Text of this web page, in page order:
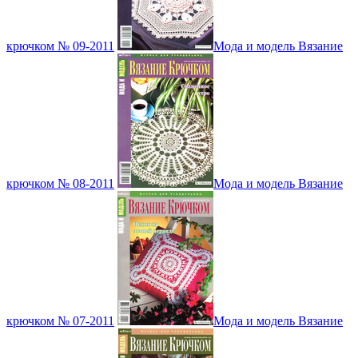
крючком № 09-2011 Мода и модель Вязание
крючком № 08-2011 Мода и модель Вязание
крючком № 07-2011 Мода и модель Вязание